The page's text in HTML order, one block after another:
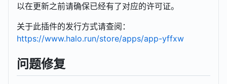
以在更新之前请确保已经有了对应的许可证。
关于此插件的发行方式请查阅：
https://www.halo.run/store/apps/app-yffxw
问题修复